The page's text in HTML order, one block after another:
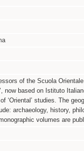
of the Scuola
now based on Istituto
‘Oriental’ studies. The
archaeology, history,
volumes are